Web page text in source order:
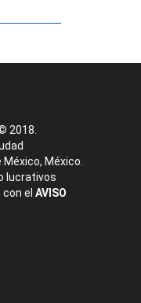
2018.
México, México.
lucrativos
el AVISO